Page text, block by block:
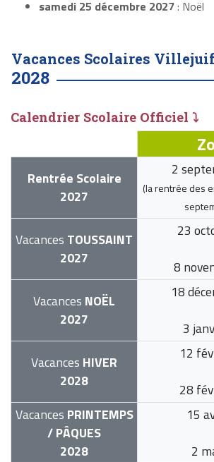
samedi 25 décembre 2027: Noël
Vacances Scolaires Villejuif
2028
Calendrier Scolaire Officiel ⤵
Rentrée Scolaire
2027
2
(la rentrée des
Vacances TOUSSAINT
2027
23
8
Vacances NOËL
2027
18
3
Vacances HIVER
2028
12
28
Vacances PRINTEMPS
/ PÂQUES
2028
15
2